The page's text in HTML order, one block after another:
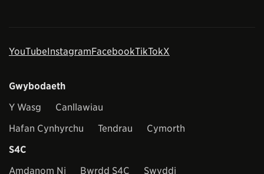
YouTubeInstagramFacebookTikTokX
Gwybodaeth
Y Wasg
Canllawiau
Hafan Cynhyrchu
Tendrau
Cymorth
S4C
Amdanom Ni
Bwrdd S4C Swyddi